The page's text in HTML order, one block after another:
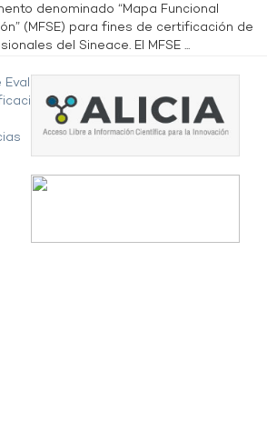
denominado “Mapa Funcional
(MFSE) para fines de certificación de
del Sineace. El MFSE ...
de la